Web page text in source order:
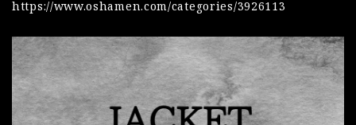
https://www.oshamen.com/categories/3926113